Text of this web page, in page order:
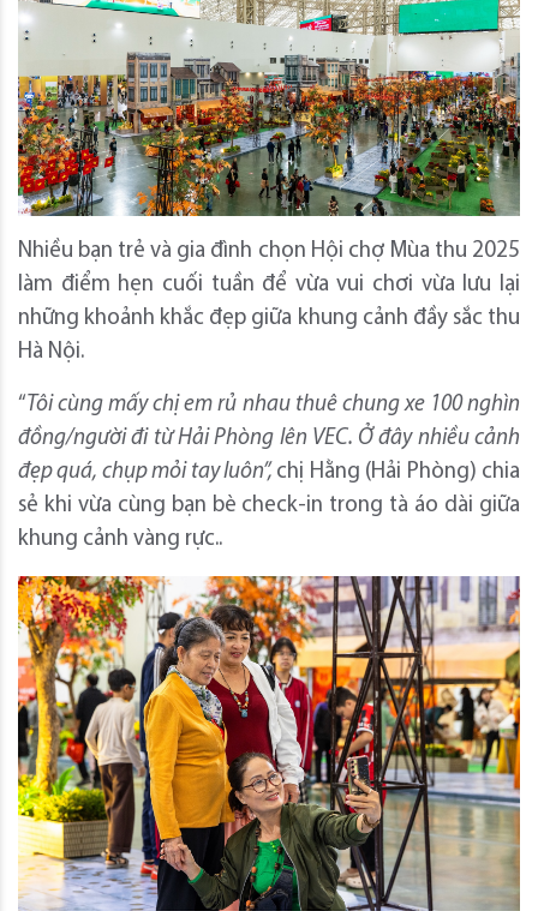
Nhiều bạn trẻ và gia đình chọn Hội chợ Mùa thu 2025
làm điểm hẹn cuối tuần để vừa vui chơi vừa lưu lại
những khoảnh khắc đẹp giữa khung cảnh đầy sắc thu
Hà Nội.
“ Tôi cùng mấy chị em rủ nhau thuê chung xe 100 nghìn
đồng/người đi từ Hải Phòng lên VEC. Ở đây nhiều cảnh
đẹp quá, chụp mỏi tay luôn”, chị Hằng (Hải Phòng) chia
sẻ khi vừa cùng bạn bè check-in trong tà áo dài giữa
khung cảnh vàng rực..